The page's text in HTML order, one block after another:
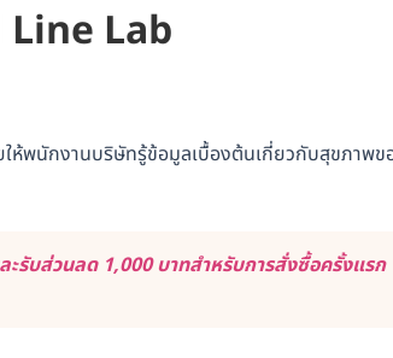
Line Lab
ห้พนักงานบริษัทรู้ข้อมูลเบื้องต้นเกี่ยวกับสุขภาพข
รับส่วนลด 1,000 บาทสำหรับการสั่งซื้อครั้งแรก